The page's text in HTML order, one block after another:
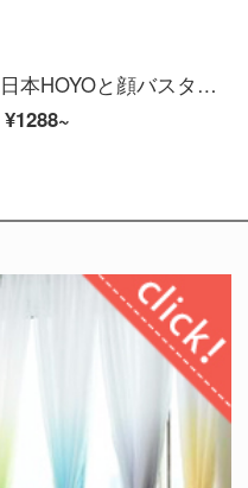
日本HOYOと顔バスタオル大人男女家庭用綿バスタオル吸水速乾タオル柔軟大タオルはタオル千草を着用して、厚いタイプがあります。
¥1288~